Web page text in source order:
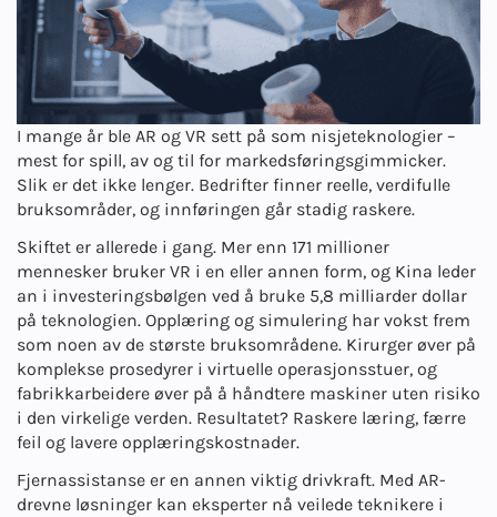
I mange år ble AR og VR sett på som nisjeteknologier –
mest for spill, av og til for markedsføringsgimmicker.
Slik er det ikke lenger. Bedrifter finner reelle, verdifulle
bruksområder, og innføringen går stadig raskere.
Skiftet er allerede i gang. Mer enn 171 millioner
mennesker bruker VR i en eller annen form, og Kina leder
an i investeringsbølgen ved å bruke 5,8 milliarder dollar
på teknologien. Opplæring og simulering har vokst frem
som noen av de største bruksområdene. Kirurger øver på
komplekse prosedyrer i virtuelle operasjonsstuer, og
fabrikkarbeidere øver på å håndtere maskiner uten risiko
i den virkelige verden. Resultatet? Raskere læring, færre
feil og lavere opplæringskostnader.
Fjernassistanse er en annen viktig drivkraft. Med AR-
drevne løsninger kan eksperter nå veilede teknikere i